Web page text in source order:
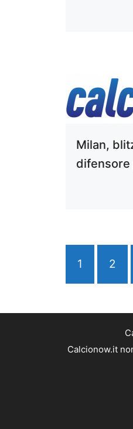
Milan,
difensore
1 2
Calcionow.it